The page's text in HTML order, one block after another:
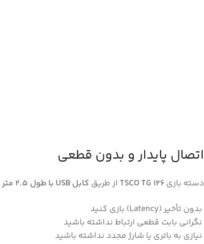
اتصال پایدار و بدون قطعی
دسته بازیTSCO TG 126از طریق کابل USB با طول 2.5 متر
بدون تأخیر (Latency) بازی کنید
نگرانی بابت قطعی ارتباط نداشته باشید
نیازی به باتری یا شارژ مجدد نداشته باشید